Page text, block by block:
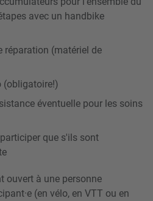
avec un handbike
réparation (matériel de
(obligatoire!)
éventuelle pour les soins
que s'ils sont
ouvert à une personne
(en vélo, en VTT ou en